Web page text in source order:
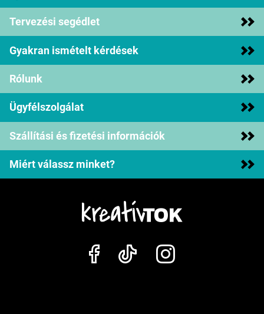
Tervezési segédlet
Gyakran ismételt kérdések
Rólunk
Ügyfélszolgálat
Szállítási és fizetési információk
Miért válassz minket?